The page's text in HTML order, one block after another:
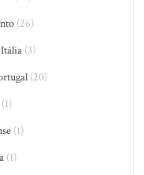
(26)
(3)
(20)
(1)
(1)